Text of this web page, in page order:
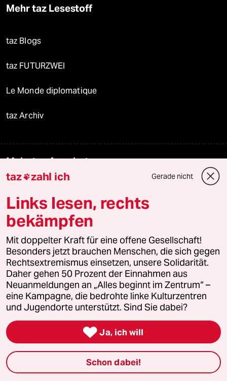
Mehr taz Lesestoff
taz Blogs
taz FUTURZWEI
Le Monde diplomatique
taz Archiv
Mehr taz Angebote
Kantine
Shop
Anzeigen
Fragen & Hilfe
Feedback
Aboservice
taz zahl ich Gerade nicht
Links lesen, rechts
bekämpfen
Mit doppelter Kraft für eine offene Gesellschaft!
Besonders jetzt brauchen Menschen, die sich gegen
Rechtsextremismus einsetzen, unsere Solidarität.
Daher gehen 50 Prozent der Einnahmen aus
Neuanmeldungen an „Alles beginnt im Zentrum“ –
eine Kampagne, die bedrohte linke Kulturzentren
und Jugendorte unterstützt. Sind Sie dabei?
 Ja, ich will
Schon dabei!